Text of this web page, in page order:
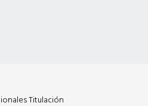
Titulación